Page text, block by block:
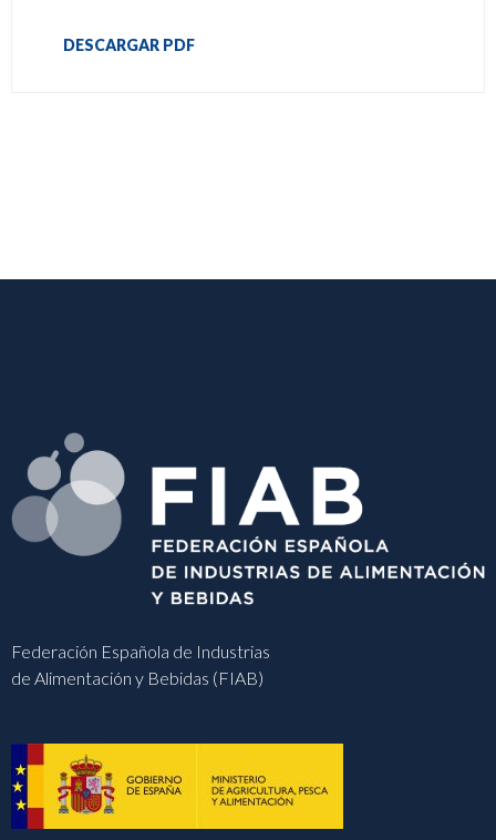
DESCARGAR PDF
Federación Española de Industrias
de Alimentación y Bebidas (FIAB)